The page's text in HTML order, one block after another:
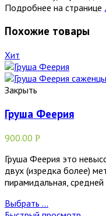
Подробнее на странице
Похожие товары
Хит
Закрыть
Груша Феерия
900.00 Р
Груша Феерия это
двух (изредка более)
пирамидальная, средней
Выбрать ...